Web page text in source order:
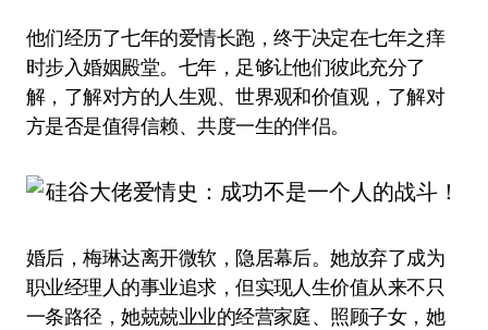
他们经历了七年的爱情长跑，终于决定在七年之痒
时步入婚姻殿堂。七年，足够让他们彼此充分了
解，了解对方的人生观、世界观和价值观，了解对
方是否是值得信赖、共度一生的伴侣。
婚后，梅琳达离开微软，隐居幕后。她放弃了成为
职业经理人的事业追求，但实现人生价值从来不只
一条路径，她兢兢业业的经营家庭、照顾子女，她